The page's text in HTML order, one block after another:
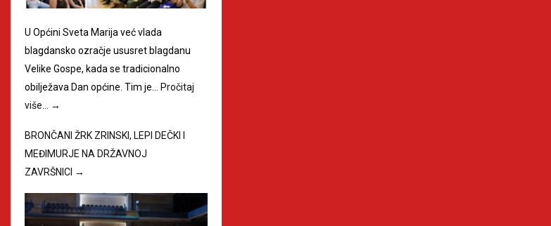
U Općini Sveta Marija već vlada
blagdansko ozračje ususret blagdanu
Velike Gospe, kada se tradicionalno
obilježava Dan općine. Tim je…
Pročitaj
više…
→
BRONČANI ŽRK ZRINSKI, LEPI DEČKI I
MEĐIMURJE NA DRŽAVNOJ
ZAVRŠNICI →